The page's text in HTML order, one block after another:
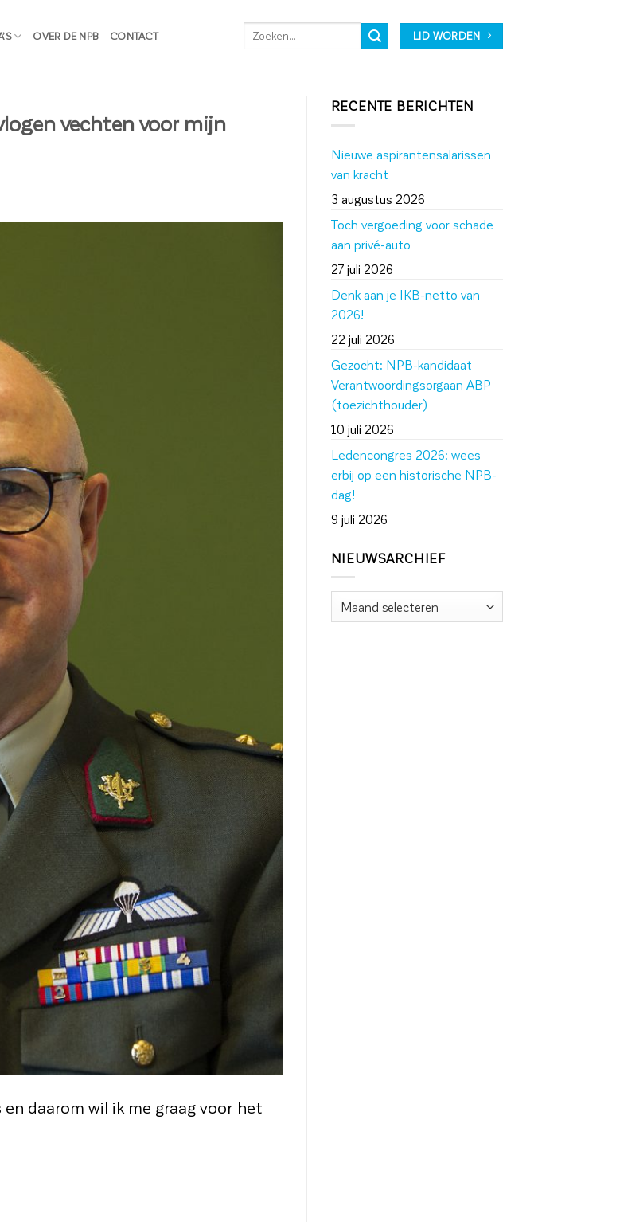
OVER DE NPB CONTACT LID WORDEN
vechten voor mijn
daarom wil ik me graag voor het
RECENTE BERICHTEN
Nieuwe aspirantensalarissen
van kracht
3 augustus 2026
Toch vergoeding voor schade
aan privé-auto
27 juli 2026
Denk aan je IKB-netto van
2026!
22 juli 2026
Gezocht: NPB-kandidaat
Verantwoordingsorgaan ABP
(toezichthouder)
10 juli 2026
Ledencongres 2026: wees
erbij op een historische NPB-
dag!
9 juli 2026
NIEUWSARCHIEF
Nieuwsarchief